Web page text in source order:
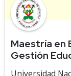
Maestría en
Gestión
Universidad